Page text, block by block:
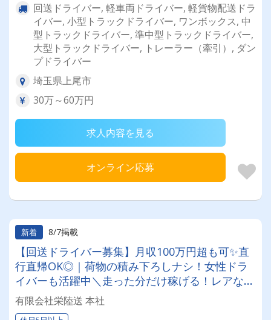
回送ドライバー, 軽車両ドライバー, 軽貨物配送ドラ
イバー, 小型トラックドライバー, ワンボックス, 中
型トラックドライバー, 準中型トラックドライバー,
大型トラックドライバー, トレーラー（牽引）, ダン
プドライバー
埼玉県上尾市
30万～60万円
求人内容を見る
オンライン応募
新着 8/7掲載
【回送ドライバー募集】月収100万円超も可✨直
行直帰OK◎｜荷物の積み下ろしナシ！女性ドラ
イバーも活躍中＼走った分だけ稼げる！レアな車
両に乗れるチャンスも☆彡／
有限会社栄陸送 本社